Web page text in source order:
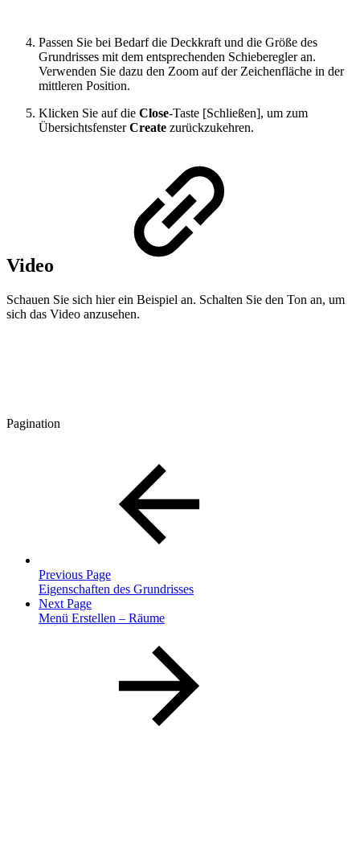
Passen Sie bei Bedarf die Deckkraft und die Größe des
Grundrisses mit dem entsprechenden Schieberegler an.
Verwenden Sie dazu den Zoom auf der Zeichenfläche in der
mittleren Position.
Klicken Sie auf die Close-Taste [Schließen], um zum
ÜbersichtsfensterCreate zurückzukehren.
Video
Schauen Sie sich hier ein Beispiel an. Schalten Sie den Ton an, um
sich das Video anzusehen.
Pagination
Previous Page
Eigenschaften des Grundrisses
Next Page
Menü Erstellen – Räume